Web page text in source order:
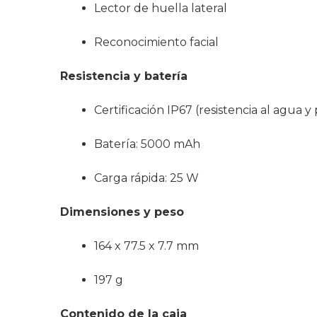
Lector de huella lateral
Reconocimiento facial
Resistencia y batería
Certificación IP67 (resistencia al agua y
Batería: 5000 mAh
Carga rápida: 25 W
Dimensiones y peso
164 x 77.5 x 7.7 mm
197 g
Contenido de la caja